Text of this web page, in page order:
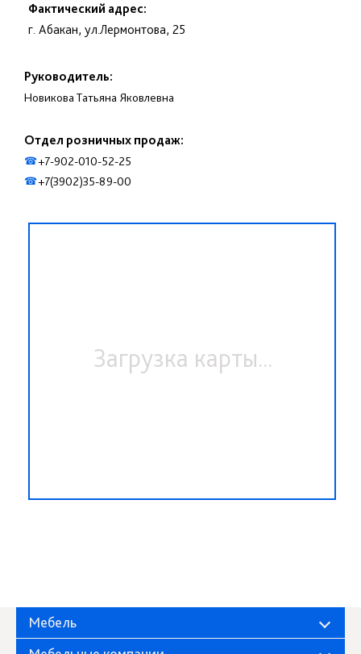
Фактический адрес:
г. Абакан, ул.Лермонтова, 25
Руководитель:
Новикова Татьяна Яковлевна
Отдел розничных продаж:
☎+7-902-010-52-25
☎+7(3902)35-89-00
Загрузка карты...
Мебель